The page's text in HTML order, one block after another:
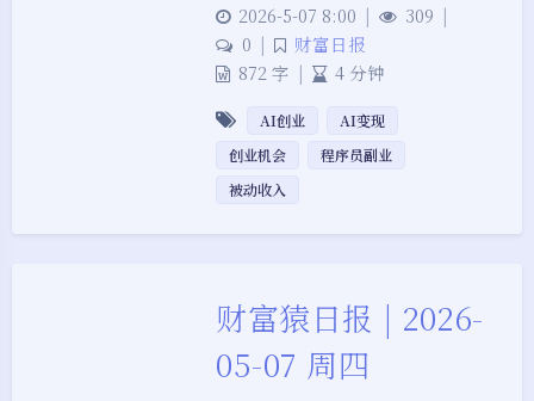
2026-5-07 8:00 | 309 |
0 |
财富日报
872 字 | 4 分钟
AI创业
AI变现
创业机会
程序员副业
被动收入
财富猿日报 | 2026-
05-07 周四